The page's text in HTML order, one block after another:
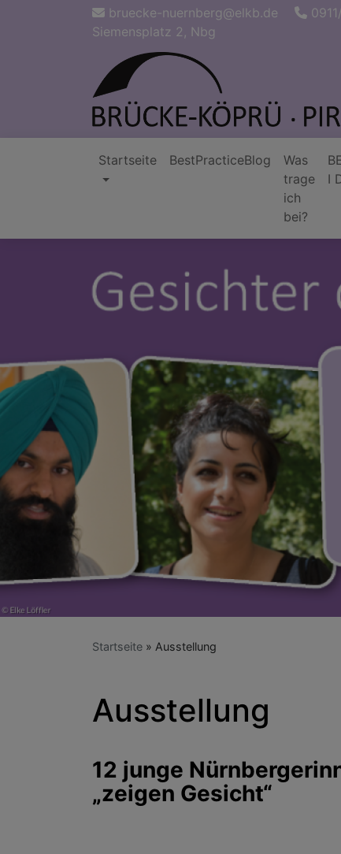
bruecke-nuernberg@elkb.de
Siemensplatz 2, Nbg
Hauptnavigation
Startseite BestPracticeBlog
Was
trage
ich
bei?
I
Startseite Ausstellung
Ausstellung
12 junge
„zeigen Gesicht“